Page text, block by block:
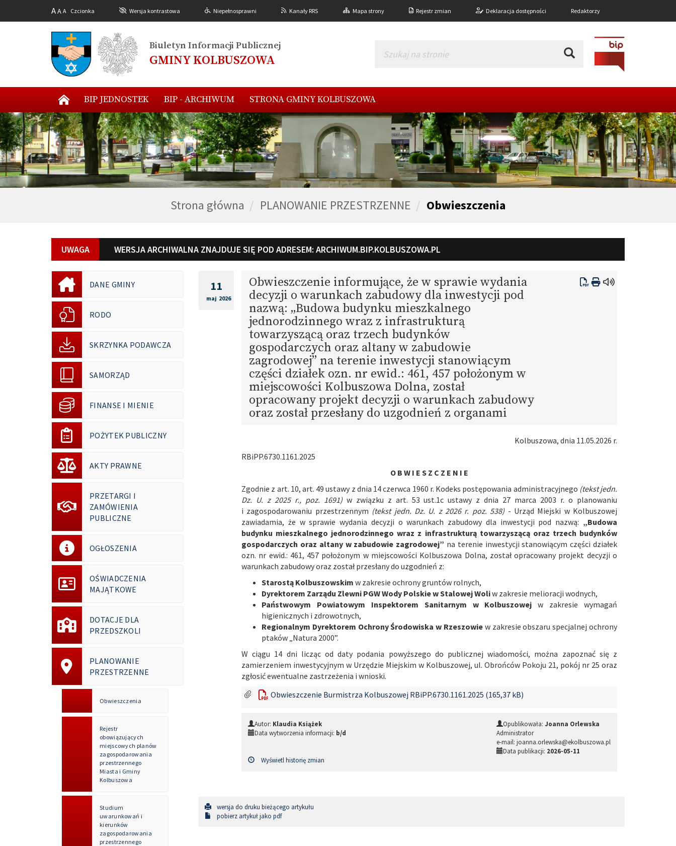
AA A Czcionka Wersja kontrastowa Niepełnosprawni Kanały RRS Mapa strony Rejestr zmian Deklaracja dostępności Redaktorzy
Biuletyn Informacji Publicznej
GMINY KOLBUSZOWA
BIP JEDNOSTEK BIP - ARCHIWUM STRONA GMINY KOLBUSZOWA
Strona główna PLANOWANIE PRZESTRZENNE Obwieszczenia
UWAGA WERSJA ARCHIWALNA ZNAJDUJE SIĘ POD ADRESEM: ARCHIWUM.BIP.KOLBUSZOWA.PL
DANE GMINY
RODO
SKRZYNKA PODAWCZA
SAMORZĄD
FINANSE I MIENIE
POŻYTEK PUBLICZNY
AKTY PRAWNE
PRZETARGI I
ZAMÓWIENIA
PUBLICZNE
OGŁOSZENIA
OŚWIADCZENIA
MAJĄTKOWE
DOTACJE DLA
PRZEDSZKOLI
PLANOWANIE
PRZESTRZENNE
Obwieszczenia
Rejestr
obowiązujących
miejscowych planów
zagospodarowania
przestrzennego
Miasta i Gminy
Kolbuszowa
Studium
uwarunkowań i
kierunków
zagospodarowania
przestrzennego
11
maj 2026
Obwieszczenie informujące, że w sprawie wydania
decyzji o warunkach zabudowy dla inwestycji pod
nazwą: „Budowa budynku mieszkalnego
jednorodzinnego wraz z infrastrukturą
towarzyszącą oraz trzech budynków
gospodarczych oraz altany w zabudowie
zagrodowej” na terenie inwestycji stanowiącym
części działek ozn. nr ewid.: 461, 457 położonym w
miejscowości Kolbuszowa Dolna, został
opracowany projekt decyzji o warunkach zabudowy
oraz został przesłany do uzgodnień z organami
Kolbuszowa, dnia 11.05.2026 r.
RBiPP.6730.1161.2025
O B W I E S Z C Z E N I E
Zgodnie z art. 10, art. 49 ustawy z dnia 14 czerwca 1960 r. Kodeks postępowania administracyjnego (tekst jedn.
Dz. U. z 2025 r., poz. 1691) w związku z art. 53 ust.1c ustawy z dnia 27 marca 2003 r. o planowaniu
i zagospodarowaniu przestrzennym (tekst jedn. Dz. U. z 2026 r. poz. 538) - Urząd Miejski w Kolbuszowej
zawiadamia, że w sprawie wydania decyzji o warunkach zabudowy dla inwestycji pod nazwą: „Budowa
budynku mieszkalnego jednorodzinnego wraz z infrastrukturą towarzyszącą oraz trzech budynków
gospodarczych oraz altany w zabudowie zagrodowej” na terenie inwestycji stanowiącym części działek
ozn. nr ewid.: 461, 457 położonym w miejscowości Kolbuszowa Dolna, został opracowany projekt decyzji o
warunkach zabudowy oraz został przesłany do uzgodnień z:
Starostą Kolbuszowskimw zakresie ochrony gruntów rolnych,
Dyrektorem Zarządu Zlewni PGW Wody Polskie w Stalowej Woliw zakresie melioracji wodnych,
Państwowym Powiatowym Inspektorem Sanitarnym w Kolbuszowejw zakresie wymagań
higienicznych i zdrowotnych,
Regionalnym Dyrektorem Ochrony Środowiska w Rzeszowie w zakresie obszaru specjalnej ochrony
ptaków „Natura 2000”.
W ciągu 14 dni licząc od daty podania powyższego do publicznej wiadomości, można zapoznać się z
zamierzeniem inwestycyjnym w Urzędzie Miejskim w Kolbuszowej, ul. Obrońców Pokoju 21, pokój nr 25 oraz
zgłosić ewentualne zastrzeżenia i wnioski.
Obwieszczenie Burmistrza Kolbuszowej RBiPP.6730.1161.2025 (165,37 kB)
Autor: Klaudia Książek
Data wytworzenia informacji: b/d
Opublikowała: Joanna Orlewska
Administrator
e-mail: joanna.orlewska@ekolbuszowa.pl
Data publikacji: 2026-05-11
Wyświetl historię zmian
wersja do druku bieżącego artykułu
pobierz artykuł jako pdf